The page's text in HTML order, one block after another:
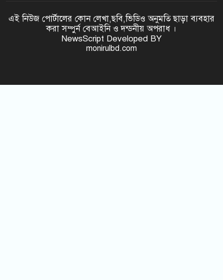
জমি সংক্রান্ত বিরোধে গোদাগাড়ীতে
সীমানা পিলার ভাঙচুর ও প্রাণনাশের
হুমকির অভিযোগ থানায় জিডি
যুবকের মৃত্যু
এই নিউজ পোর্টালের কোন লেখা,ছবি,ভিডিও অনুমতি ছাড়া ব্যবহার
করা সম্পুর্ন বেআইনি ও দন্ডনীয় অপরাধ ।
NewsScript Developed BY
monirulbd.com